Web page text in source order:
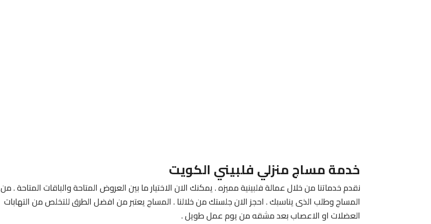
خدمة مساج منزلي فلبيني الكويت
نقدم خدماتنا من خلال عمالة فلبينية مميزه . يمكنك الان الاختيار ما بين العروض المتاحة والباقات المتاحة . من
المساج وطلب الذى يناسبك . احجز الان جلستك من خلالنا . المساج يعتبر من افضل الطرق للتخلص من التهابات
العضلات او الاعصاب بعد مشقه من يوم عمل طويل .